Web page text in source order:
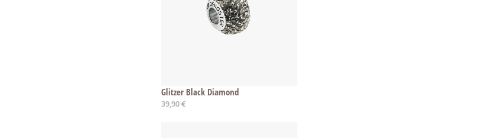
Glitzer Black Diamond
39,90 €